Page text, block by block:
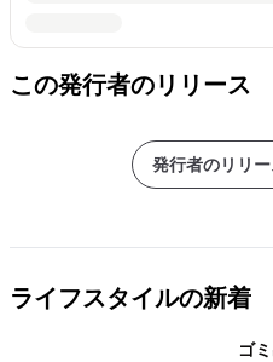
この発行者のリリース
発行者のリリ
ライフスタイルの新着
ゴ